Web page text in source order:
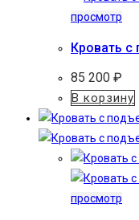
просмотр
Кровать
85 200 ₽
В корзину
просмотр